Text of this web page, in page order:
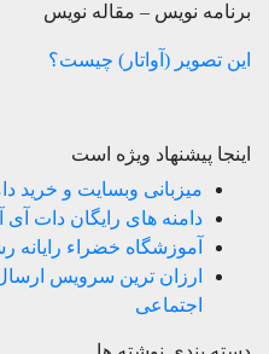
برنامه نویس – مقاله نویس
این تصویر (آواتار) چیست؟
اینجا پیشنهاد ویژه است
میزبانی وبسایت و خرید
دامنه های رایگان دات آی
آموزشگاه خضراء رایانه
ارزان ترین سرویس
اجتماعی